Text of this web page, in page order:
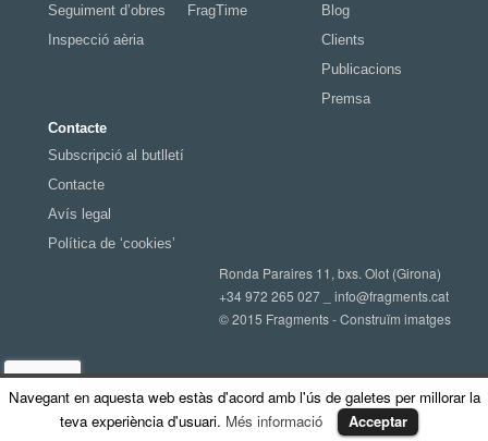
Seguiment d’obres
Inspecció aèria
FragTime
Blog
Clients
Publicacions
Premsa
Contacte
Subscripció al butlletí
Contacte
Avís legal
Política de ‘cookies’
Ronda Paraires 11, bxs. Olot (Girona)
+34 972 265 027 _info@fragments.cat
© 2015 Fragments - Construïm imatges
Navegant en aquesta web estàs d'acord amb l'ús de galetes per millorar la
teva experiència d'usuari. Més informació Acceptar